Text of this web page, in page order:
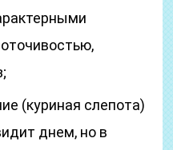
(куриная слепота)
днем, но в